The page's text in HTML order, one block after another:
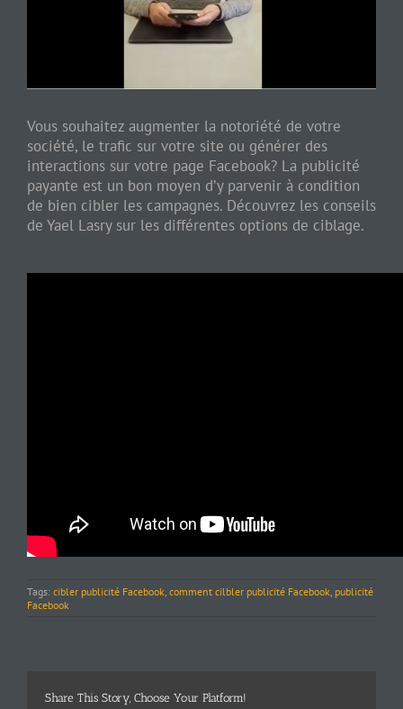
Vous souhaitez augmenter la notoriété de votre
société, le trafic sur votre site ou générer des
interactions sur votre page Facebook? La publicité
payante est un bon moyen d’y parvenir à condition
de bien cibler les campagnes. Découvrez les conseils
de Yael Lasry sur les différentes options de ciblage.
Tags: cibler publicité Facebook comment cilbler publicité Facebook publicité
Facebook
Share This Story, Choose Your Platform!